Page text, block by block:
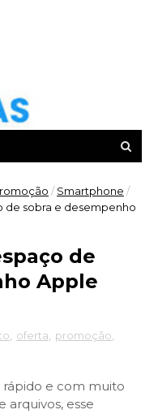
/ Smartphone /
de sobra e desempenho
de
Apple
oferta promoção
rápido e com muito
arquivos, esse